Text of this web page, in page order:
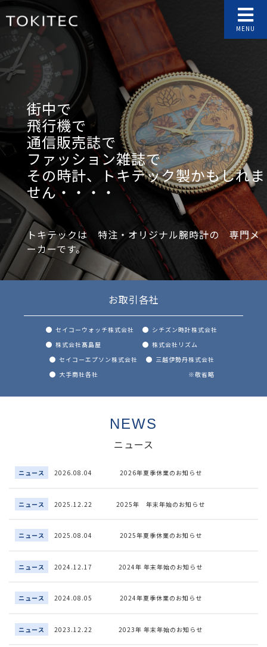
MENU
街中で
飛行機で
通信販売誌で
ファッション雑誌で
その時計、トキテック製かもしれま
せん・・・・
トキテックは 特注・オリジナル腕時計の 専門メ
ーカーです。
お取引各社
セイコーウォッチ株式会社
株式会社髙島屋
シチズン時計株式会社
株式会社リズム
セイコーエプソン株式会社
大手商社各社
三越伊勢丹株式会社
※敬省略
NEWS
ニュース
ニュース 2026.08.04 2026年夏季休業のお知らせ
ニュース 2025.12.22 2025年 年末年始のお知らせ
ニュース 2025.08.04 2025年夏季休業のお知らせ
ニュース 2024.12.17 2024年 年末年始のお知らせ
ニュース 2024.08.05 2024年夏季休業のお知らせ
ニュース 2023.12.22 2023年 年末年始のお知らせ